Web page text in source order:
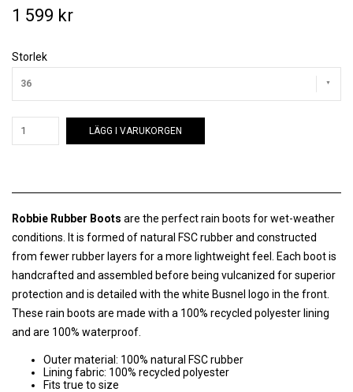
1 599 kr
Storlek
36
LÄGG I VARUKORGEN
Robbie Rubber Boots are the perfect rain boots for wet-weather
conditions. It is formed of natural FSCrubberand constructed
from fewer rubber layers for a more lightweight feel. Each boot is
handcrafted and assembled before being vulcanized for superior
protection and is detailed with the white Busnel logo in the front.
These rain boots are made with a 100% recycled polyester lining
and are 100% waterproof.
Outer material: 100% natural FSC rubber
Lining fabric: 100% recycled polyester
Fits true to size